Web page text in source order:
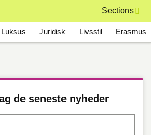
Sections
Luksus Juridisk Livsstil Erasmus
de seneste nyheder